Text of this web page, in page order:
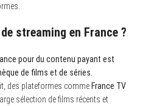
streaming en France ?
pour du contenu payant est
de films et de séries.
des plateformes comme France TV
sélection de films récents et